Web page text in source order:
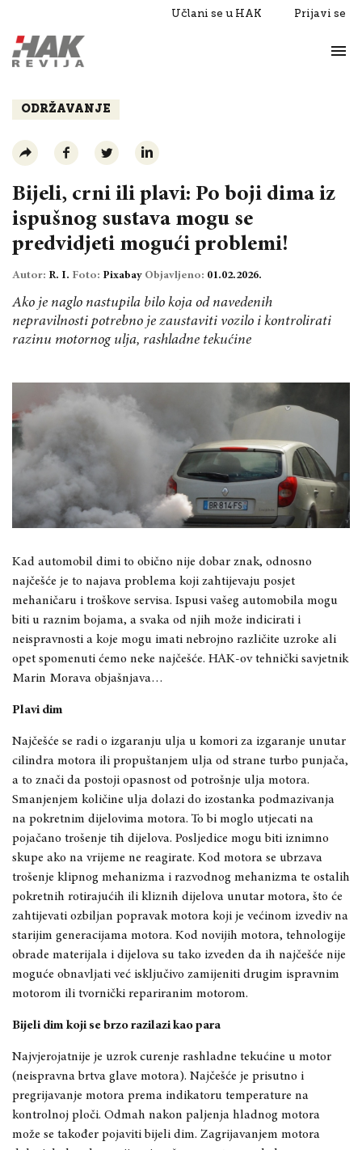
Učlani se u HAK Prijavi se
Razgovori
ODRŽAVANJE
Bijeli, crni ili plavi: Po boji dima iz
ispušnog sustava mogu se
predvidjeti mogući problemi!
Autor: R. I. Foto: Pixabay Objavljeno: 01.02.2026.
Ako je naglo nastupila bilo koja od navedenih
nepravilnosti potrebno je zaustaviti vozilo i kontrolirati
razinu motornog ulja, rashladne tekućine
Kad automobil dimi to obično nije dobar znak, odnosno
najčešće je to najava problema koji zahtijevaju posjet
mehaničaru i troškove servisa. Ispusi vašeg automobila mogu
biti u raznim bojama, a svaka od njih može indicirati i
neispravnosti a koje mogu imati nebrojno različite uzroke ali
opet spomenuti ćemo neke najčešće. HAK-ov tehnički savjetnik
Marin Morava objašnjava…
Plavi dim
Najčešće se radi o izgaranju ulja u komori za izgaranje unutar
cilindra motora ili propuštanjem ulja od strane turbo punjača,
a to znači da postoji opasnost od potrošnje ulja motora.
Smanjenjem količine ulja dolazi do izostanka podmazivanja
na pokretnim dijelovima motora. To bi moglo utjecati na
pojačano trošenje tih dijelova. Posljedice mogu biti iznimno
skupe ako na vrijeme ne reagirate. Kod motora se ubrzava
trošenje klipnog mehanizma i razvodnog mehanizma te ostalih
pokretnih rotirajućih ili kliznih dijelova unutar motora, što će
zahtijevati ozbiljan popravak motora koji je većinom izvediv na
starijim generacijama motora. Kod novijih motora, tehnologije
obrade materijala i dijelova su tako izveden da ih najčešće nije
moguće obnavljati već isključivo zamijeniti drugim ispravnim
motorom ili tvornički repariranim motorom.
Bijeli dim koji se brzo razilazi kao para
Najvjerojatnije je uzrok curenje rashladne tekućine u motor
(neispravna brtva glave motora). Najčešće je prisutno i
pregrijavanje motora prema indikatoru temperature na
kontrolnoj ploči. Odmah nakon paljenja hladnog motora
može se također pojaviti bijeli dim. Zagrijavanjem motora